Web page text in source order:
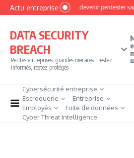
Aller au contenu
Actu entrepriseComment devenir pentester sans
DATA SECURITY
BREACH
Petites entreprises, grandes menaces : restez
informés, restez protégés
e
n
u
Cybersécurité entreprise
Escroquerie
Entreprise
Employés
Fuite de données
Cyber Threat Intelligence